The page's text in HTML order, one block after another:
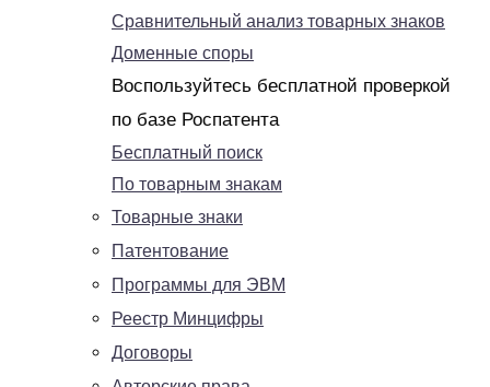
Сравнительный анализ товарных знаков
Доменные споры
Воспользуйтесь бесплатной проверкой
по базе Роспатента
Бесплатный поиск
По товарным знакам
Товарные знаки
Патентование
Программы для ЭВМ
Реестр Минцифры
Договоры